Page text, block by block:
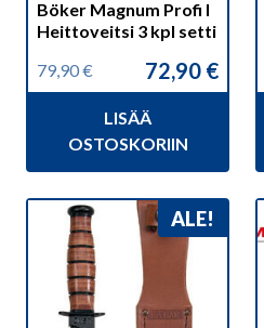
Böker Magnum Profi I
Heittoveitsi 3 kpl setti
79,90€
Alkuperäinen
hinta
79,90 €.
72,90 €
Nykyinen
hinta
72,90 €.
LISÄÄ
OSTOSKORIIN
ALE!